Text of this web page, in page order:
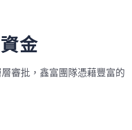
金
審批，鑫富團隊憑藉豐富的